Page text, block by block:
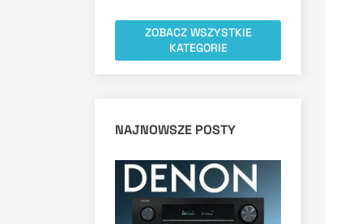
ZOBACZ WSZYSTKIE
KATEGORIE
NAJNOWSZE POSTY